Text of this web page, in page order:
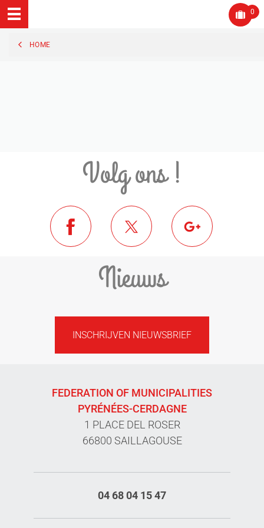
0
HOME
Volg ons !
Nieuws
INSCHRIJVEN NIEUWSBRIEF
FEDERATION OF MUNICIPALITIES
PYRÉNÉES-CERDAGNE
1 PLACE DEL ROSER
66800 SAILLAGOUSE
04 68 04 15 47